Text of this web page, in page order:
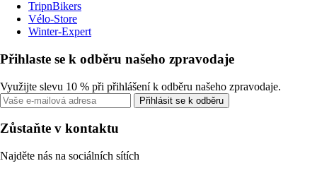
TripnBikers
Vélo-Store
Winter-Expert
Přihlaste se k odběru našeho zpravodaje
Využijte slevu 10 % při přihlášení k odběru našeho zpravodaje.
Přihlásit se k odběru
Zůstaňte v kontaktu
Najděte nás na sociálních sítích